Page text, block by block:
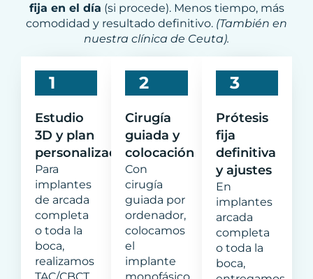
fija en el día (si procede). Menos tiempo, más
comodidad y resultado definitivo. (También en
nuestra clínica de Ceuta).
1
Estudio
3D y plan
personalizado
Para
implantes
de arcada
completa
o toda la
boca,
realizamos
2
Cirugía
guiada y
colocación
Con
cirugía
guiada por
ordenador,
colocamos
el
implante
3
Prótesis
fija
definitiva
y ajustes
En
implantes
arcada
completa
o toda la
boca,